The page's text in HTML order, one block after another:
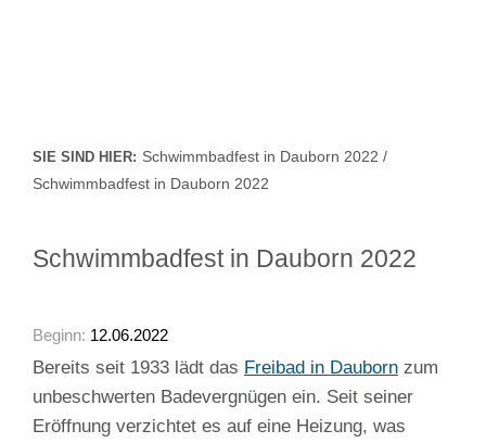
SIE SIND HIER: Schwimmbadfest in Dauborn 2022 /
Schwimmbadfest in Dauborn 2022
Schwimmbadfest in Dauborn 2022
Beginn: 12.06.2022
Bereits seit 1933 lädt das Freibad in Dauborn zum
unbeschwerten Badevergnügen ein. Seit seiner
Eröffnung verzichtet es auf eine Heizung, was